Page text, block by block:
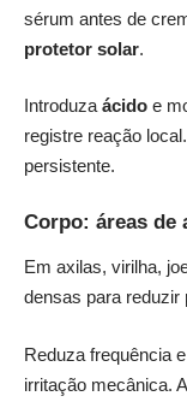
sérum antes de
protetor solar.
Introduzaácido e
registre reação
persistente.
Corpo: áreas de
Em axilas, virilha,
densas para reduzir
Reduza frequência
irritação mecânica.